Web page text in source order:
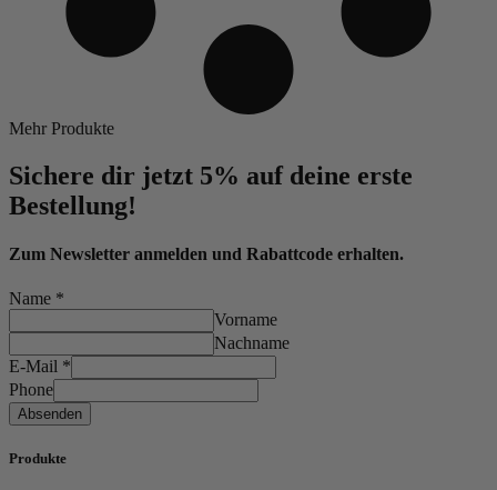
Mehr Produkte
Sichere dir jetzt 5% auf deine erste
Bestellung!
Zum Newsletter anmelden und Rabattcode erhalten.
Name *
Vorname
Nachname
E-Mail *
Phone
Absenden
Produkte